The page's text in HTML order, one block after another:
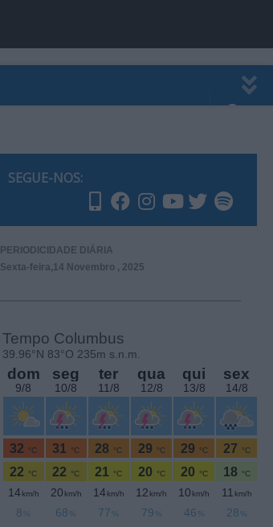
SEGUE-NOS:
PERIODICIDADE DIÁRIA
Sexta-feira,14 Novembro , 2025